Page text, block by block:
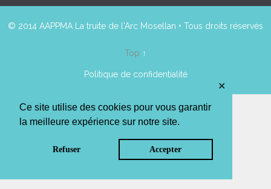
Ce site utilise des cookies pour vous garantir
la meilleure expérience sur notre site.
Refuser Accepter
✕
© 2014 AAPPMA La truite de l'Arc Mosellan • Tous droits réservés
Top ↑
Politique de confidentialité